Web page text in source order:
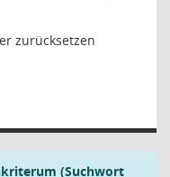
(Suchwort